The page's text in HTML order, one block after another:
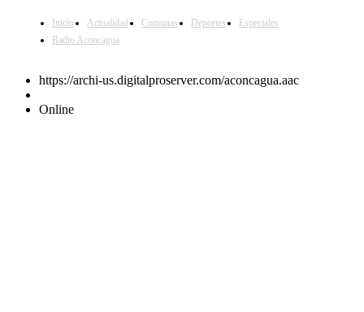
Inicio Actualidad Comunas Deportes
Especiales
Radio Aconcagua
https://archi-us.digitalproserver.com/aconcagua.aac
Online